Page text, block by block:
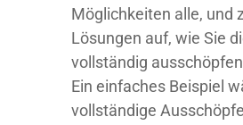
Möglichkeiten alle, und
Lösungen auf, wie Sie
vollständig
Ein einfaches Beispiel
vollständige